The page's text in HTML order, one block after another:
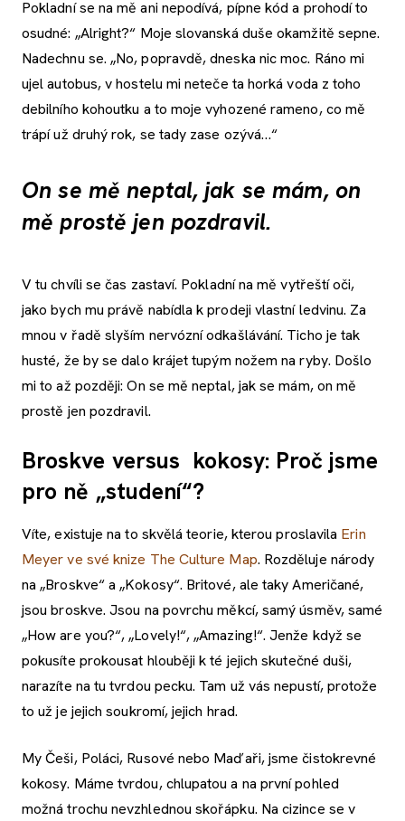
Pokladní se na mě ani nepodívá, pípne kód a prohodí to
osudné: „Alright?“ Moje slovanská duše okamžitě sepne.
Nadechnu se. „No, popravdě, dneska nic moc. Ráno mi
ujel autobus, v hostelu mi neteče ta horká voda z toho
debilního kohoutku a to moje vyhozené rameno, co mě
trápí už druhý rok, se tady zase ozývá…“
On se mě neptal, jak se mám, on
mě prostě jen pozdravil.
V tu chvíli se čas zastaví. Pokladní na mě vytřeští oči,
jako bych mu právě nabídla k prodeji vlastní ledvinu. Za
mnou v řadě slyším nervózní odkašlávání. Ticho je tak
husté, že by se dalo krájet tupým nožem na ryby. Došlo
mi to až později: On se mě neptal, jak se mám, on mě
prostě jen pozdravil.
Broskve versus kokosy: Proč jsme
pro ně „studení“?
Víte, existuje na to skvělá teorie, kterou proslavila Erin
Meyer ve své knize The Culture Map. Rozděluje národy
na „Broskve“ a „Kokosy“. Britové, ale taky Američané,
jsou broskve. Jsou na povrchu měkcí, samý úsměv, samé
„How are you?“, „Lovely!“, „Amazing!“. Jenže když se
pokusíte prokousat hlouběji k té jejich skutečné duši,
narazíte na tu tvrdou pecku. Tam už vás nepustí, protože
to už je jejich soukromí, jejich hrad.
My Češi, Poláci, Rusové nebo Maďaři, jsme čistokrevné
kokosy. Máme tvrdou, chlupatou a na první pohled
možná trochu nevzhlednou skořápku. Na cizince se v